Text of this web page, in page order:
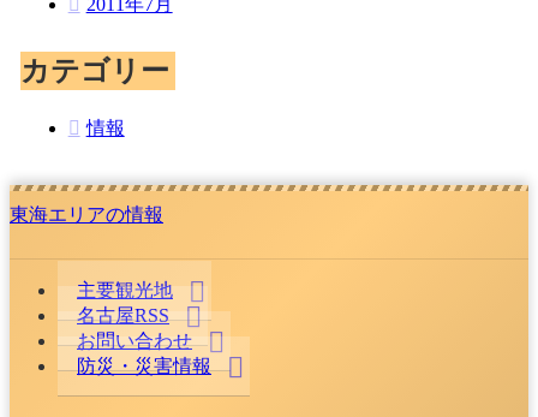
カテゴリー
情報
東海エリアの情報
主要観光地
名古屋RSS
お問い合わせ
防災・災害情報